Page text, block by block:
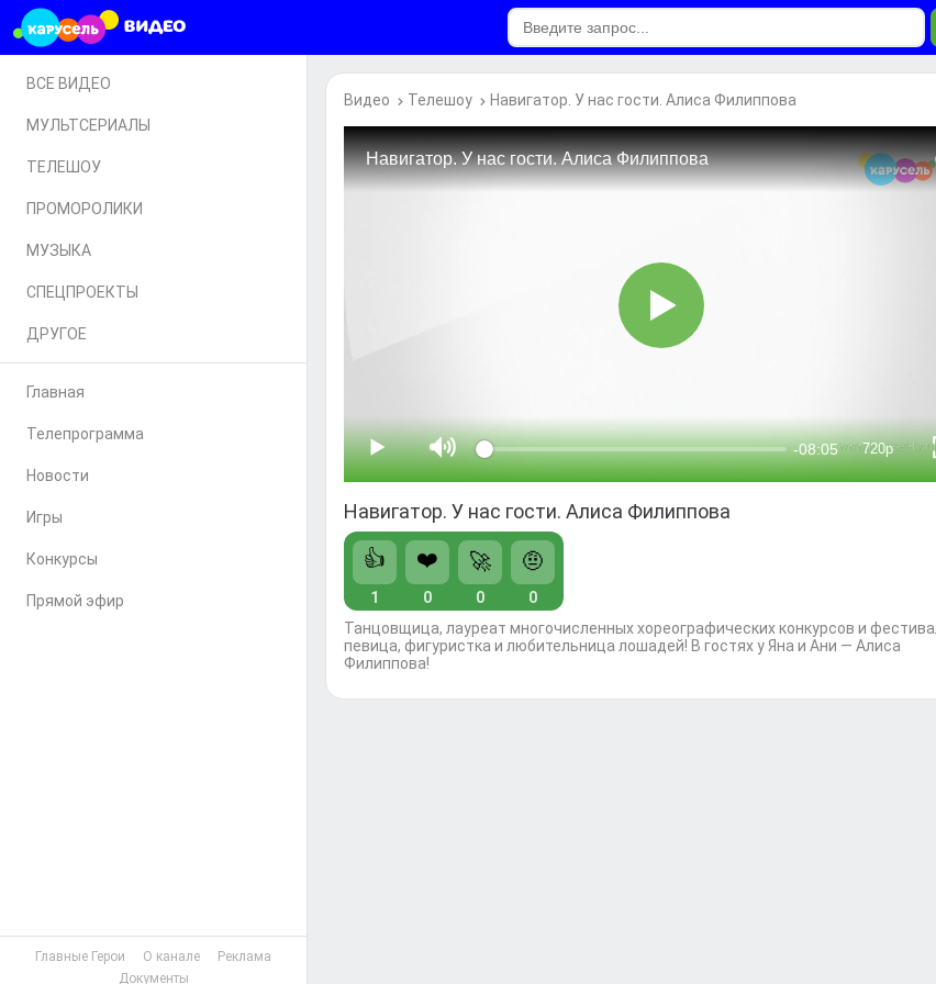
ВСЕ ВИДЕО
МУЛЬТСЕРИАЛЫ
ТЕЛЕШОУ
ПРОМОРОЛИКИ
МУЗЫКА
СПЕЦПРОЕКТЫ
ДРУГОЕ
Главная
Телепрограмма
Новости
Игры
Конкурсы
Прямой эфир
Главные Герои О канале
Реклама
Документы
Видео Телешоу Навигатор. У нас гости. Алиса Филиппова
Навигатор. У нас гости. Алиса Филиппова
👍
1
❤️
0
🚀
0
🤨
0
Танцовщица, лауреат многочисленных хореографических конкурсов и
певица, фигуристка и любительница лошадей! В гостях у Яна и Ани — Алиса
Филиппова!